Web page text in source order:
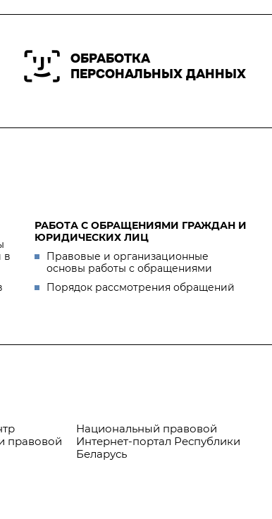
ОБРАБОТКА
ПЕРСОНАЛЬНЫХ ДАННЫХ
в
РАБОТА С ОБРАЩЕНИЯМИ ГРАЖДАН И
ЮРИДИЧЕСКИХ ЛИЦ
Правовые и организационные
основы работы с обращениями
Порядок рассмотрения обращений
правовой
Национальный правовой
Интернет-портал Республики
Беларусь